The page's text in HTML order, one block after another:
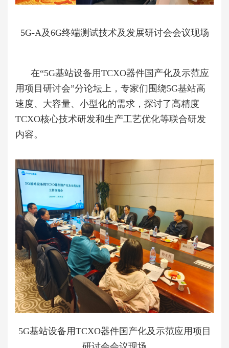
5G-A及6G终端测试技术及发展研讨会会议现场
在“5G基站设备用TCXO器件国产化及示范应
用项目研讨会”分论坛上，专家们围绕5G基站高
速度、大容量、小型化的需求，探讨了高精度
TCXO核心技术研发和生产工艺优化等联合研发
内容。
5G基站设备用TCXO器件国产化及示范应用项目